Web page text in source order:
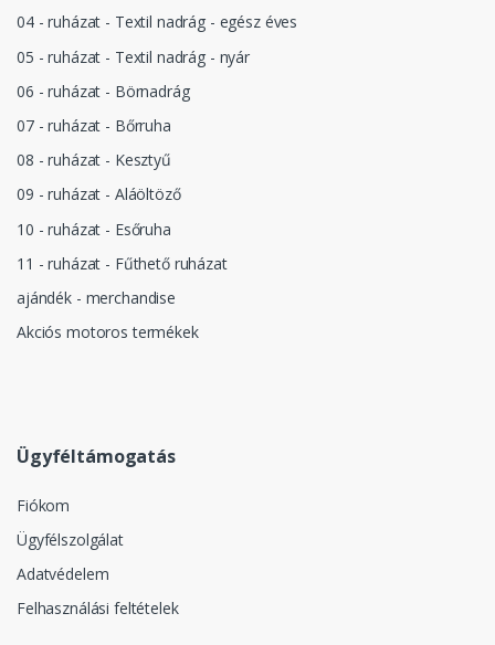
04 - ruházat - Textil nadrág - egész éves
05 - ruházat - Textil nadrág - nyár
06 - ruházat - Börnadrág
07 - ruházat - Bőrruha
08 - ruházat - Kesztyű
09 - ruházat - Aláöltöző
10 - ruházat - Esőruha
11 - ruházat - Fűthető ruházat
ajándék - merchandise
Akciós motoros termékek
Ügyféltámogatás
Fiókom
Ügyfélszolgálat
Adatvédelem
Felhasználási feltételek